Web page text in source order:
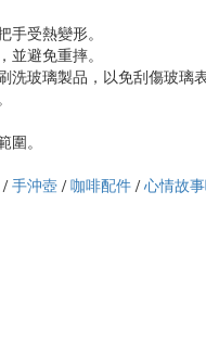
手受熱變形。
並避免重摔。
洗玻璃製品，以免刮傷玻璃
圍。
/手沖壺 /咖啡配件 /心情故